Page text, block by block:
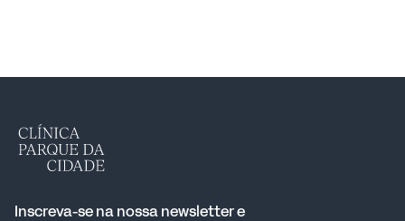
Inscreva-se na nossa newsletter e